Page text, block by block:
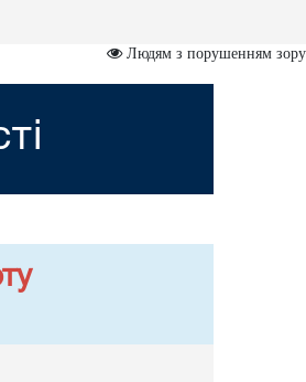
Людям з порушенням зору